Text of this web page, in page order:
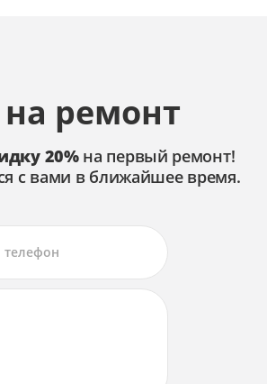
на ремонт
20%на первый ремонт!
с вами в ближайшее время.